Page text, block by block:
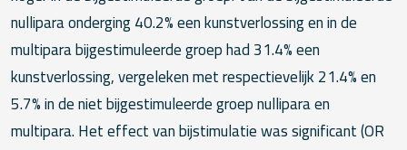
nullipara onderging 40.2% een kunstverlossing en in de
multipara bijgestimuleerde groep had 31.4% een
kunstverlossing, vergeleken met respectievelijk 21.4% en
5.7% in de niet bijgestimuleerde groep nullipara en
multipara. Het effect van bijstimulatie was significant (OR